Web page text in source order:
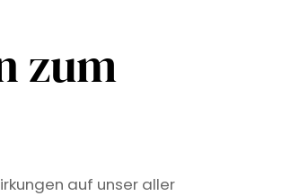
zum
auf unser aller